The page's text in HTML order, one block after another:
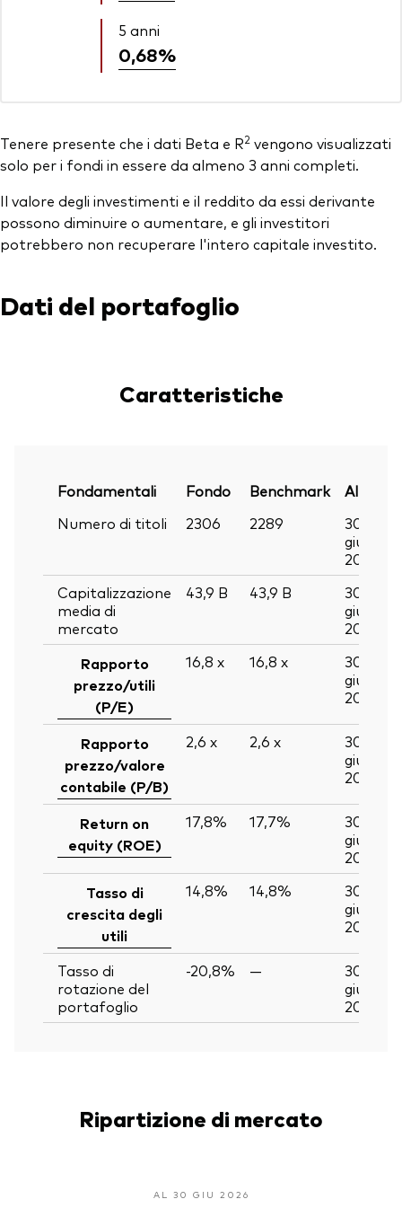
5 anni
0,68%
Tenere presente che i dati Beta e R2 vengono visualizzati
solo per i fondi in essere da almeno 3 anni completi.
Il valore degli investimenti e il reddito da essi derivante
possono diminuire o aumentare, e gli investitori
potrebbero non recuperare l'intero capitale investito.
Dati del portafoglio
Caratteristiche
Fondamentali Fondo Benchmark
Al
Numero di titoli
2306 2289
30
giu
2026
Capitalizzazione
media di
mercato
43,9 B 43,9 B
30
giu
2026
Rapporto
prezzo/utili
(P/E)
16,8 x 16,8 x
30
giu
2026
Rapporto
prezzo/valore
contabile (P/B)
2,6 x 2,6 x
30
giu
2026
Return on
equity (ROE)
17,8% 17,7%
30
giu
2026
Tasso di
crescita degli
utili
14,8% 14,8%
30
giu
2026
Tasso di
rotazione del
portafoglio
-20,8% —
30
giu
2026
Ripartizione di mercato
AL 30 GIU 2026